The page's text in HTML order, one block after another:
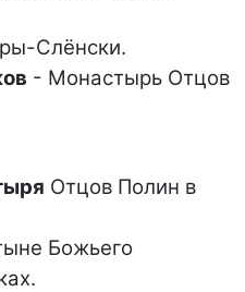
Слёнски.
- Монастырь Отцов
Отцов Полин в
Божьего